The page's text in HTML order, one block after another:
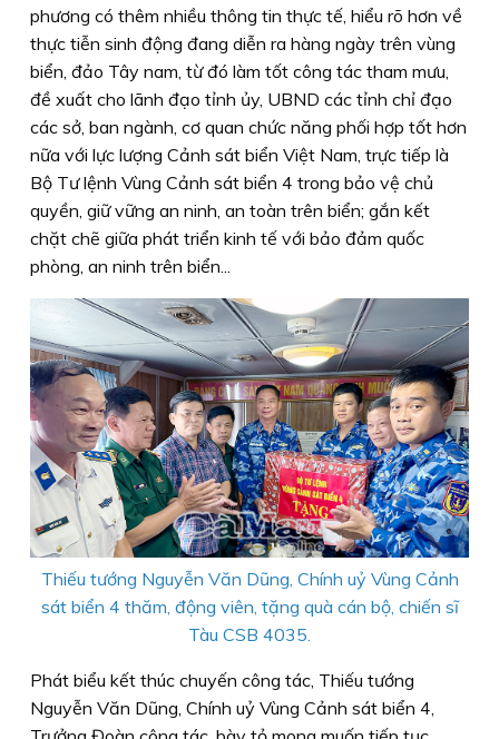
phương có thêm nhiều thông tin thực tế, hiểu rõ hơn về
thực tiễn sinh động đang diễn ra hàng ngày trên vùng
biển, đảo Tây nam, từ đó làm tốt công tác tham mưu,
đề xuất cho lãnh đạo tỉnh ủy, UBND các tỉnh chỉ đạo
các sở, ban ngành, cơ quan chức năng phối hợp tốt hơn
nữa với lực lượng Cảnh sát biển Việt Nam, trực tiếp là
Bộ Tư lệnh Vùng Cảnh sát biển 4 trong bảo vệ chủ
quyền, giữ vững an ninh, an toàn trên biển; gắn kết
chặt chẽ giữa phát triển kinh tế với bảo đảm quốc
phòng, an ninh trên biển...
Thiếu tướng Nguyễn Văn Dũng, Chính uỷ Vùng Cảnh
sát biển 4 thăm, động viên, tặng quà cán bộ, chiến sĩ
Tàu CSB 4035.
Phát biểu kết thúc chuyến công tác, Thiếu tướng
Nguyễn Văn Dũng, Chính uỷ Vùng Cảnh sát biển 4,